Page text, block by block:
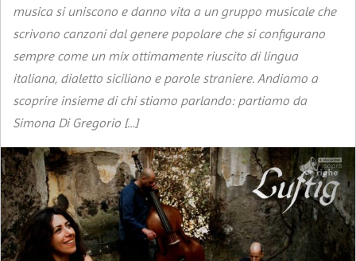
musica si uniscono e danno vita a un gruppo musicale che
scrivono canzoni dal genere popolare che si configurano
sempre come un mix ottimamente riuscito di lingua
italiana, dialetto siciliano e parole straniere. Andiamo a
scoprire insieme di chi stiamo parlando: partiamo da
Simona Di Gregorio […]